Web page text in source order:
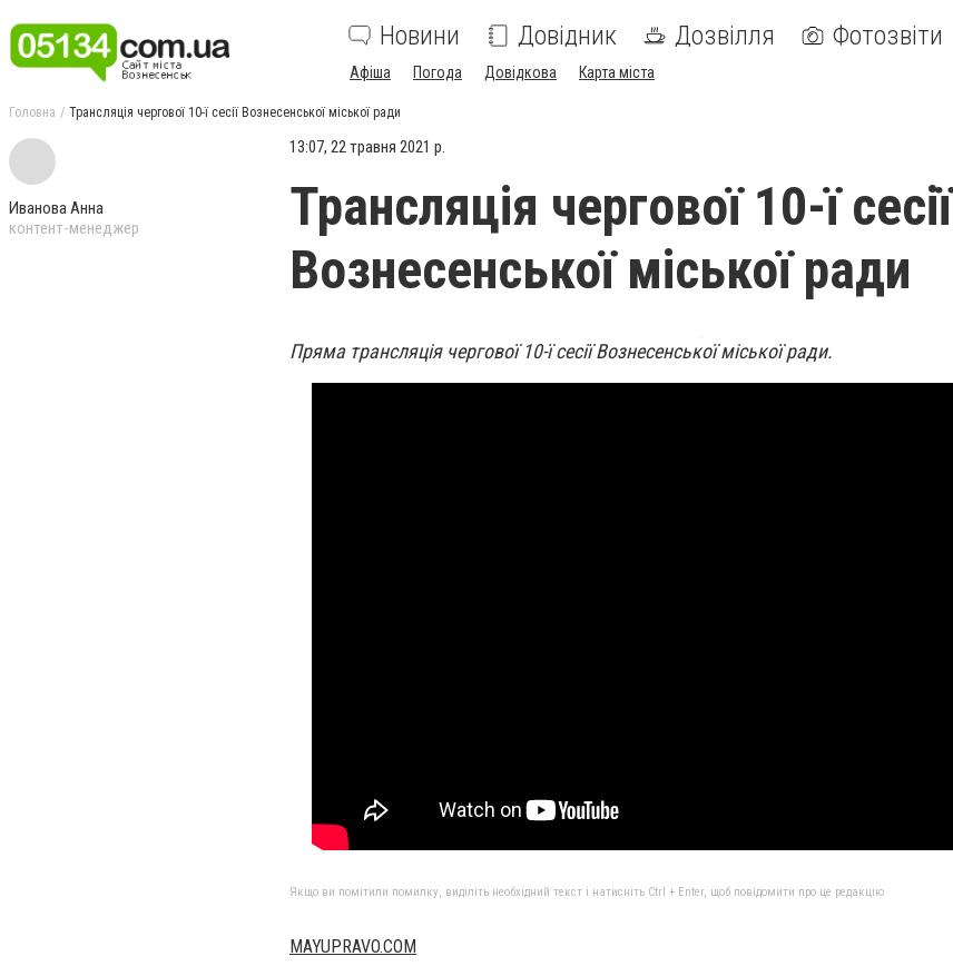
Новини Довідник Дозвілля Фотозвіти
Афіша Погода Довідкова Карта міста
Головна Трансляція чергової 10-ї сесії Вознесенської міської ради
Иванова Анна
контент-менеджер
13:07, 22 травня 2021 р.
Трансляція чергової 10-ї сесії
Вознесенської міської ради
Пряма трансляція чергової 10-ї сесії Вознесенської міської ради.
Якщо ви помітили помилку, виділіть необхідний текст і натисніть Ctrl + Enter, щоб повідомити про це редакцію
MAYUPRAVO.COM